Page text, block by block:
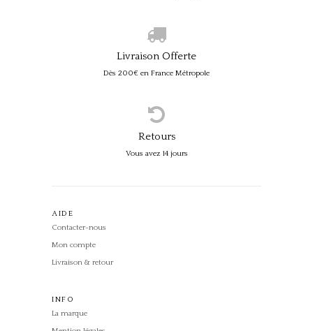
Livraison Offerte
Dès 200€ en France Métropole
Retours
Vous avez 14 jours
AIDE
Contacter-nous
Mon compte
Livraison & retour
INFO
La marque